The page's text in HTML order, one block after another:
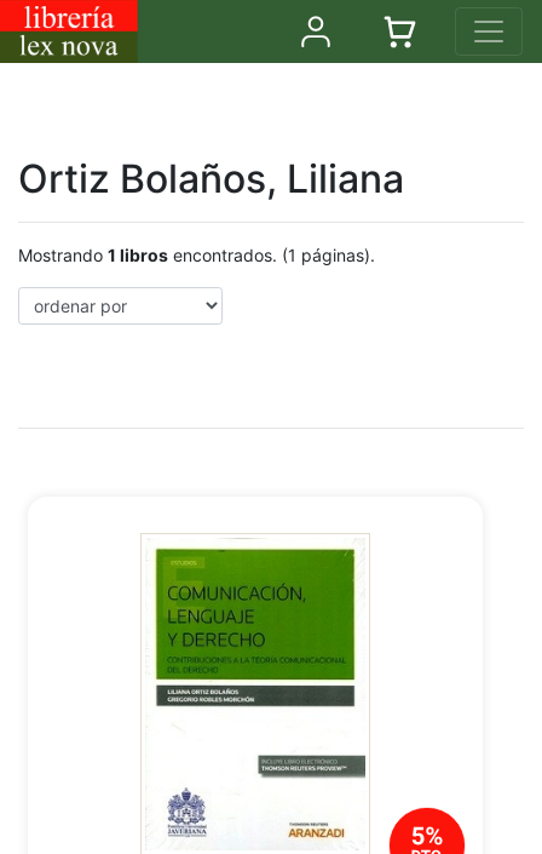
Ortiz Bolaños, Liliana
Mostrando 1 libros encontrados. (1 páginas).